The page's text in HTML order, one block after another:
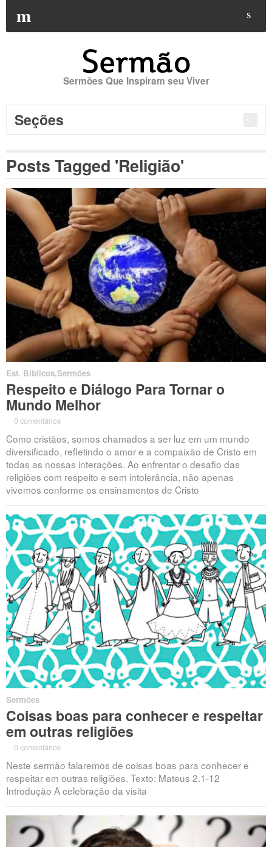
s
m
Sermões Que Inspiram seu Viver
Seções
Posts Tagged 'Religião'
Est. Bíblicos,Sermões
Respeito e Diálogo Para Tornar o
Mundo Melhor
0 comentários
Como cristãos, somos chamados a ser luz em um mundo
diversificado, refletindo o amor e a compaixão de Cristo em
todas as nossas interações. Ao enfrentar o desafio das
religiões com respeito e sem intolerância, não apenas
vivemos conforme os ensinamentos de Cristo
Sermões
Coisas boas para conhecer e respeitar
em outras religiões
0 comentários
Neste sermão falaremos de coisas boas para conhecer e
respeitar em outras religiões. Texto: Mateus 2.1-12
Introdução A celebração da visita